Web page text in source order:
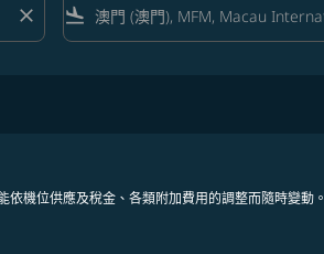
close flight_land
機位供應及稅金、各類附加費用的調整而隨時變動。